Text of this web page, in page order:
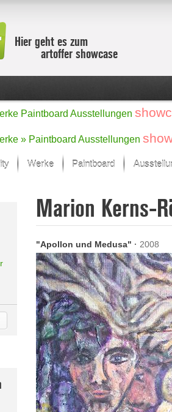
Hier geht es zum
artoffer showcase
Paintboard Ausstellungen
» Paintboard Ausstellungen
Werke
Der letzte Monat im Fokus
Alle Fokus-Werke
Fokus-Werke
Neue Werke – Auswahl
Alle neuen Werke
Paintboard
Marion Kerns-
"Apollon und Medusa" · 2008